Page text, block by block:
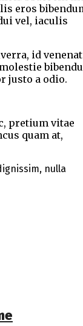
eros
vel, iaculis
id
justo a odio.
pretium vitae
quam at,
nulla